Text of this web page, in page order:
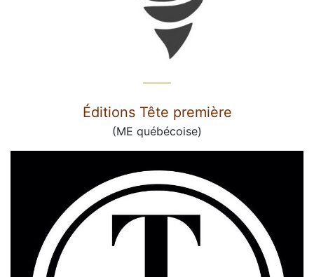
Éditions Tête première
(ME québécoise)